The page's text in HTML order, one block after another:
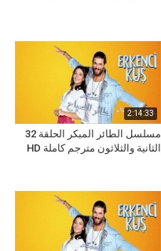
2:14:33
مسلسل الطائر المبكر الحلقة 32
الثانية والثلاثون مترجم كاملة HD